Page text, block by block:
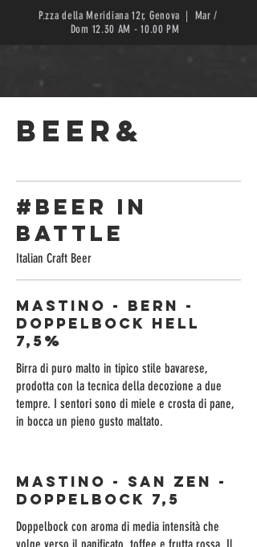
P.zza della Meridiana 12r, Genova | Mar /
Dom 12.30 AM - 10.00 PM
BEER&
#BEER in
BATTLE
Italian Craft Beer
MASTINO - BERN -
Doppelbock Hell
7,5%
Birra di puro malto in tipico stile bavarese,
prodotta con la tecnica della decozione a due
tempre. I sentori sono di miele e crosta di pane,
in bocca un pieno gusto maltato.
MASTINO - SAN ZEN -
Doppelbock 7,5
Doppelbock con aroma di media intensità che